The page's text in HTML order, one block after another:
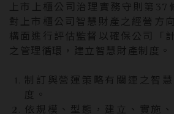
上市上櫃公司治理實務守則第37
對上市櫃公司智慧財產之經營方
構面進行評估監督以確保公司「
之管理循環，建立智慧財產制度。
制訂與營運策略有關連之智
度。
依規模、型態，建立、實施